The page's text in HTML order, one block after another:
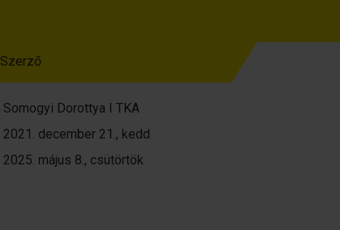
Szerző
Somogyi Dorottya I TKA
2021. december 21., kedd
2025. május 8., csütörtök